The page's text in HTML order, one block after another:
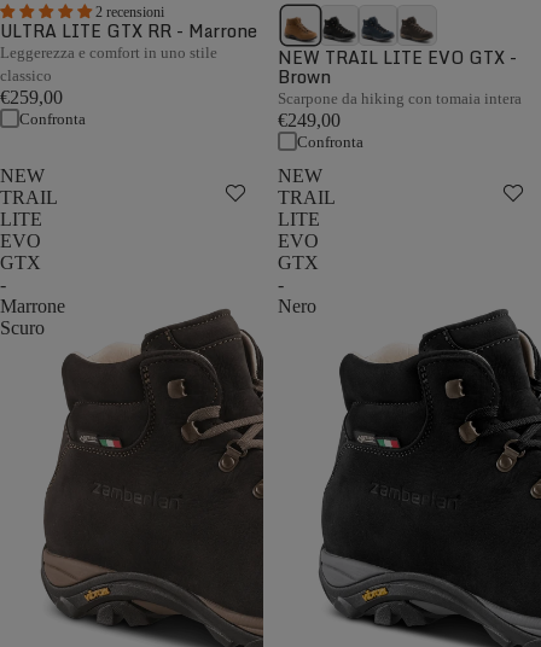
2 recensioni
ULTRA LITE GTX RR - Marrone
Leggerezza e comfort in uno stile
classico
€259,00
Confronta
NEW TRAIL LITE EVO GTX -
Brown
Scarpone da hiking con tomaia intera
€249,00
Confronta
NEW
TRAIL
LITE
EVO
GTX
-
Marrone
Scuro
NEW
TRAIL
LITE
EVO
GTX
-
Nero